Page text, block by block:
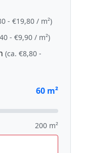
- €19,80 / m²)
- €9,90 / m²)
(ca. €8,80 -
60 m²
200 m²